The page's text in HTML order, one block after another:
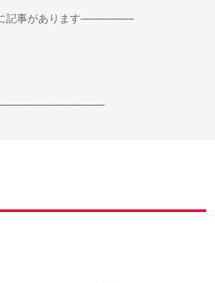
記事があります--------------------